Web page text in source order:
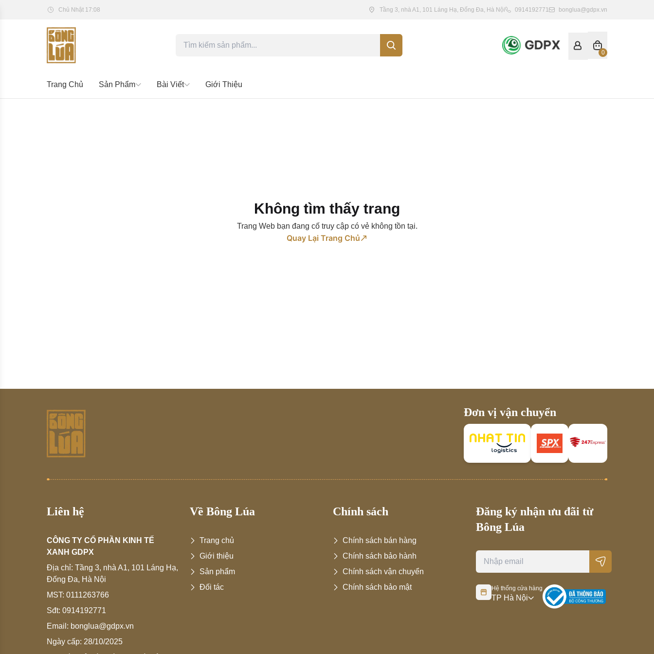
Chủ Nhật 17:08 Tầng 3, nhà A1, 101 Láng Hạ, Đống Đa, Hà Nội 0914192771 bonglua@gdpx.vn
0
Trang Chủ Sản Phẩm Bài Viết Giới Thiệu
Không tìm thấy trang
Trang Web bạn đang cố truy cập có vẻ không tồn tại.
Quay Lại Trang Chủ
Đơn vị vận chuyển
Liên hệ
CÔNG TY CỔ PHẦN KINH TẾ
XANH GDPX
Địa chỉ: Tầng 3, nhà A1, 101 Láng Hạ,
Đống Đa, Hà Nội
MST: 0111263766
Sđt: 0914192771
Email: bonglua@gdpx.vn
Ngày cấp: 28/10/2025
Về Bông Lúa
Trang chủ
Giới thiệu
Sản phẩm
Đối tác
Chính sách
Chính sách bán hàng
Chính sách bảo hành
Chính sách vận chuyển
Chính sách bảo mật
Đăng ký nhận ưu đãi từ
Bông Lúa
Hệ thống cửa hàng
TP Hà Nội